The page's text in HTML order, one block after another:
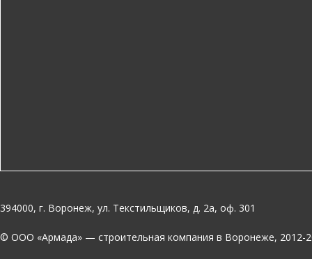
394000, г. Воронеж, ул. Текстильщиков, д. 2а, оф. 301
© OOO «Армада» — строительная компания в Воронеже, 2012-